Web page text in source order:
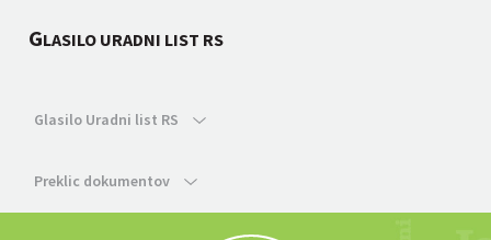
GLASILO URADNI LIST RS
Glasilo Uradni list RS
Preklic dokumentov